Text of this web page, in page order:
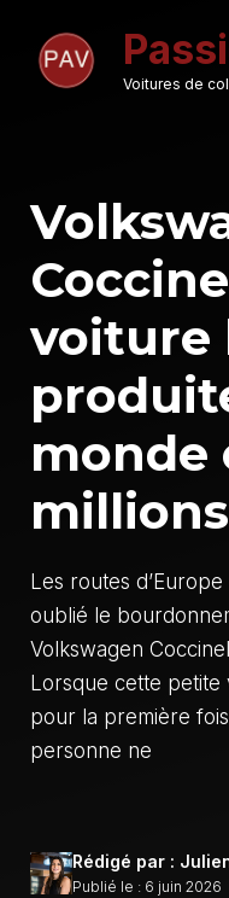
contenu
Voitures de
voiture
monde
millions
Les routes d’Europe
oublié le
Volkswagen
Lorsque cette petite
pour la première
personne ne
Rédigé par :
Publié le : 6 juin 2026